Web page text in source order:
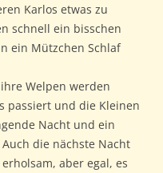
Karlos etwas zu
schnell ein bisschen
ein Mützchen Schlaf
Welpen werden
passiert und die Kleinen
Nacht und ein
die nächste Nacht
aber egal, es